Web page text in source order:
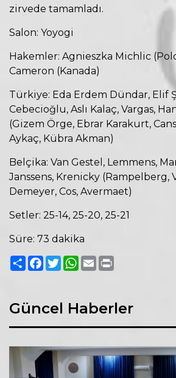
zirvede tamamladı.
Salon: Yoyogi
Hakemler: Agnieszka Michlic
Cameron (Kanada)
Türkiye: Eda Erdem Dündar, Elif
Cebecioğlu, Aslı Kalaç, Vargas,
(Gizem Örge, Ebrar Karakurt,
Aykaç, Kübra Akman)
Belçika: Van Gestel, Lemmens,
Janssens, Krenicky (Rampelberg,
Demeyer, Cos, Avermaet)
Setler: 25-14, 25-20, 25-21
Süre: 73 dakika
PaylaşFacebook
TwitterWhatsApp
Email
Güncel Haberler